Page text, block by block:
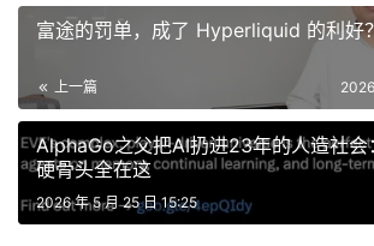
全球科技巨头亲身体验，
2026年4月，Anthropic秘密启动了
这个名字的寓意，是希望世界上最重要的
得透明且安全。
首批加入该计划的，是约50家关键基础
富途的罚单，成了 Hyperliquid 的利好
上一篇
AlphaGo之父把AI扔进23年的人造社
硬骨头全在这
2026 年 5 月 25 日 15:25